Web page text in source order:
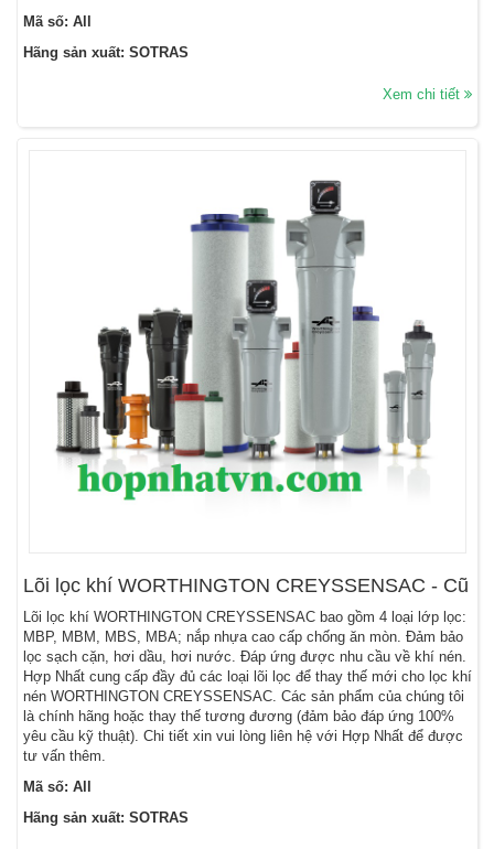
Mã số: All
Hãng sản xuất: SOTRAS
Xem chi tiết
Lõi lọc khí WORTHINGTON CREYSSENSAC - Cũ
Lõi lọc khí WORTHINGTON CREYSSENSAC bao gồm 4 loại lớp lọc:
MBP, MBM, MBS, MBA; nắp nhựa cao cấp chống ăn mòn. Đảm bảo
lọc sạch cặn, hơi dầu, hơi nước. Đáp ứng được nhu cầu về khí nén.
Hợp Nhất cung cấp đầy đủ các loại lõi lọc để thay thế mới cho lọc khí
nén WORTHINGTON CREYSSENSAC. Các sản phẩm của chúng tôi
là chính hãng hoặc thay thế tương đương (đảm bảo đáp ứng 100%
yêu cầu kỹ thuật). Chi tiết xin vui lòng liên hệ với Hợp Nhất để được
tư vấn thêm.
Mã số: All
Hãng sản xuất: SOTRAS